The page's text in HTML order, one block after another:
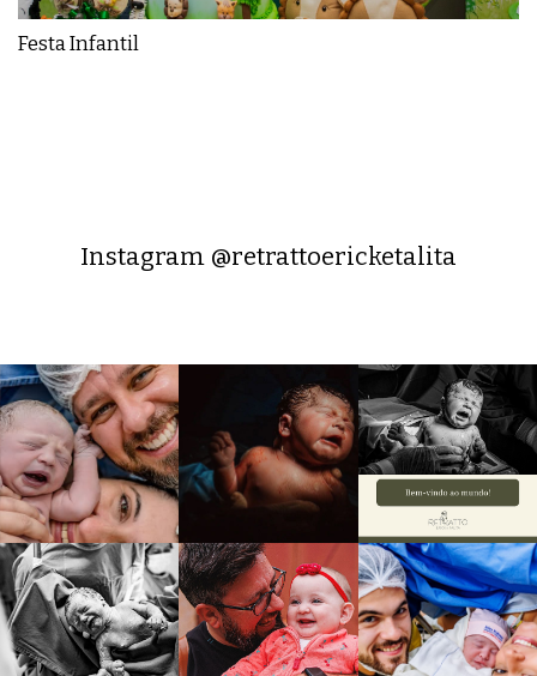
Festa Infantil
Instagram @retrattoericketalita